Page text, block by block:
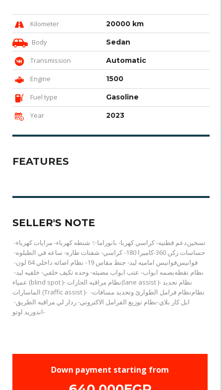
Kilometer 20000 km
Body Sedan
Transmission Automatic
Engine 1500
Fuel type Gasoline
Year 2023
FEATURES
SELLER'S NOTE
بانوراما✨ شنطه كهرباء- مرايات كهرباء- ‏‎كراسي كهربا- ‏‎دعم قطنيه- ‏‎تسخين
كراسي- شفتات طاره- ساعه في الطبلوه- ‏‎كاميرا 180- ‏‎حساسات ركن 360-
خلفيه ليد- ‏‎وحده تكيف خلفي- ‏‎بصمه ابواب- عتب ابواب مضيئه- ‏‎نظام نقطه
عمياء (blind spot )- ‏‎نظام مراقبه الحارات(lane assist )- ‏‎نظام تحديد
الماسارات (Traffic assist )- ‏‎نظام فرامل الطوارئ وتحديد مسافات- ‏‎نظام
ردار لي مراقبه الطريق- ‏‎نظام توزيع الفرامل الاكتروني- ‏‎ابل كار بلاي-
‏‎اندوريد اوتو-
Down payment starting from